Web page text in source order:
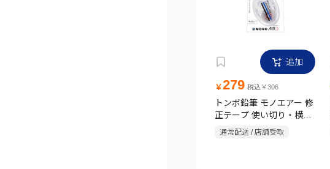
追加
￥279 税込￥306
トンボ鉛筆 モノエアー 修
正テープ 使い切り・横引
きタイプ 5mm×15m CT-
YA5
通常配送 / 店舗受取